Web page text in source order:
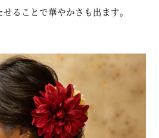
ることで華やかさも出ます。